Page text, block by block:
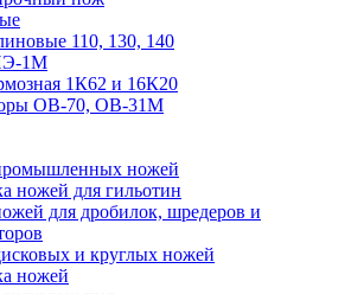
110, 130, 140
1М
1К62 и 16К20
OB-70, OB-31M
ножей
ножей для гильотин
для дробилок, шредеров и
и круглых ножей
ножей